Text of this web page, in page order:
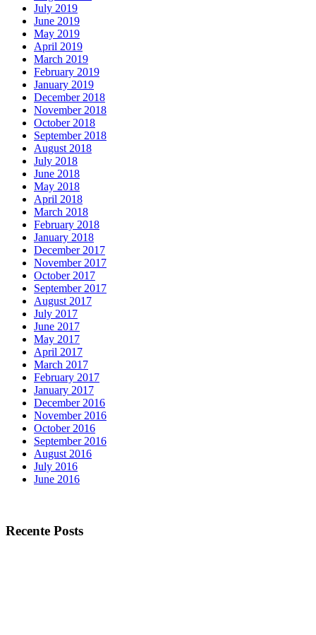
July 2019
June 2019
May 2019
April 2019
March 2019
February 2019
January 2019
December 2018
November 2018
October 2018
September 2018
August 2018
July 2018
June 2018
May 2018
April 2018
March 2018
February 2018
January 2018
December 2017
November 2017
October 2017
September 2017
August 2017
July 2017
June 2017
May 2017
April 2017
March 2017
February 2017
January 2017
December 2016
November 2016
October 2016
September 2016
August 2016
July 2016
June 2016
Recente Posts